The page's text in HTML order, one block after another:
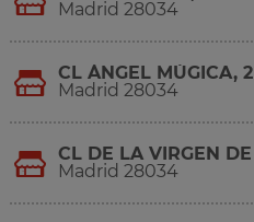
Madrid 28034
CL ÁNGEL MÚGICA, 2
Madrid 28034
Madrid 28034